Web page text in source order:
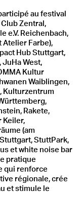
au festival
Club Zentral,
e.V. Reichenbach,
Atelier Farbe),
Hub Stuttgart,
JuHa West,
Kultur
Waiblingen,
Kulturzentrum
Rakete,
Keiler,
(am
StuttPark,
et white noise bar
pratique
qui renforce
régionale, crée
et stimule le